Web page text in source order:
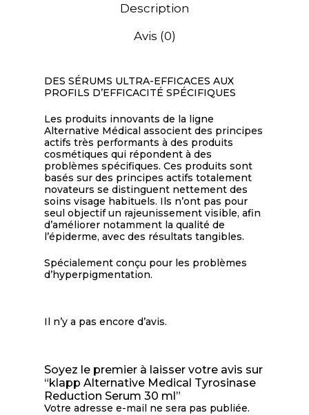
Description
Avis (0)
DES SÉRUMS ULTRA-EFFICACES AUX
PROFILS D’EFFICACITÉ SPÉCIFIQUES
Les produits innovants de la ligne
Alternative Médical associent des principes
actifs très performants à des produits
cosmétiques qui répondent à des
problèmes spécifiques. Ces produits sont
basés sur des principes actifs totalement
novateurs se distinguent nettement des
soins visage habituels. Ils n’ont pas pour
seul objectif un rajeunissement visible, afin
d’améliorer notamment la qualité de
l’épiderme, avec des résultats tangibles.
Spécialement conçu pour les problèmes
d’hyperpigmentation.
Il n’y a pas encore d’avis.
Soyez le premier à laisser votre avis sur
“klapp Alternative Medical Tyrosinase
Reduction Serum 30 ml”
Votre adresse e-mail ne sera pas publiée.